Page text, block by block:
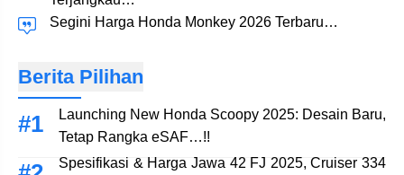
Segini Harga Honda Monkey 2026 Terbaru…
Berita Pilihan
Launching New Honda Scoopy 2025: Desain Baru,
Tetap Rangka eSAF…!!
Spesifikasi & Harga Jawa 42 FJ 2025, Cruiser 334